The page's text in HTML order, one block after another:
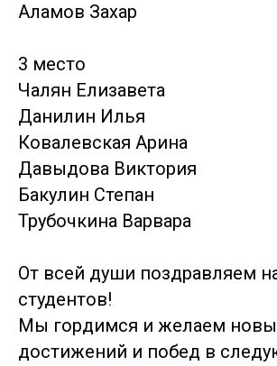
Аламов Захар
3 место
Чалян Елизавета
Данилин Илья
Ковалевская Арина
Давыдова Виктория
Бакулин Степан
Трубочкина Варвара
От всей души поздравляем
студентов!
Мы гордимся и желаем
достижений и побед в